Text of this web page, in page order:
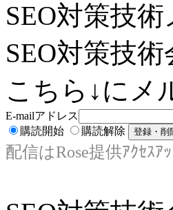
SEO対策技
SEO対策技
こちら↓にメ
E-mailアドレス
購読開始
購読解除
配信はRose提供ｱｸｾｽ